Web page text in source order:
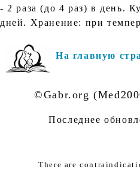
- 2 раза (до 4 раз) в день.
дней. Хранение: при
На главную
©Gabr.org
Последнее
There are